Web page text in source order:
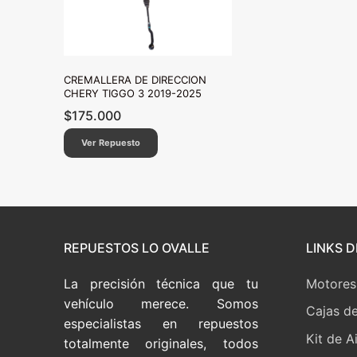
CREMALLERA DE DIRECCION
CHERY TIGGO 3 2019-2025
$175.000
Ver Repuesto
REPUESTOS LO OVALLE
La precisión técnica que tu
vehículo merece. Somos
especialistas en repuestos
totalmente originales, todos
LINKS
Cajas
Kit de